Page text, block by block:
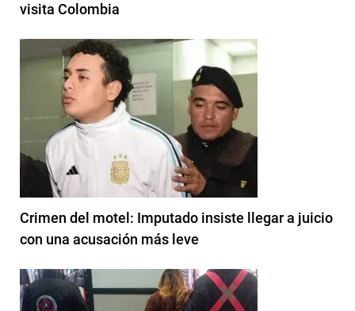
visita Colombia
Crimen del motel: Imputado insiste llegar a juicio
con una acusación más leve